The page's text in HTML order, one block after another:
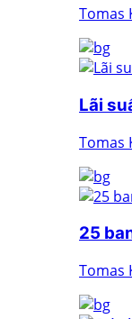
Tomas
Lãi
Tomas
25
Tomas